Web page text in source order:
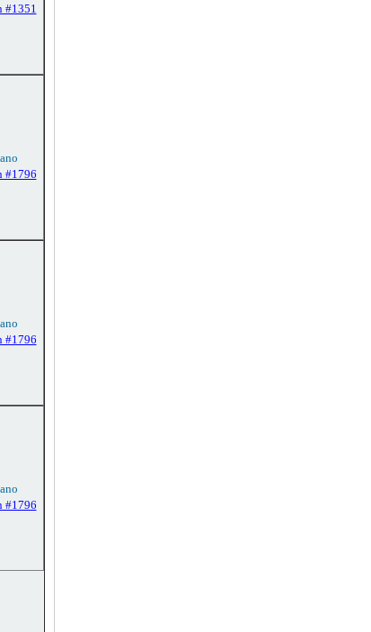
#1351
#1796
#1796
#1796